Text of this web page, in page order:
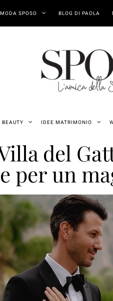
MODA SPOSO BLOG DI PAOLA
BEAUTY IDEE MATRIMONIO
del
per un